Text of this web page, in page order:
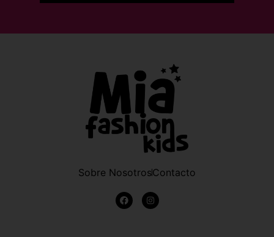
Sobre NosotrosContacto